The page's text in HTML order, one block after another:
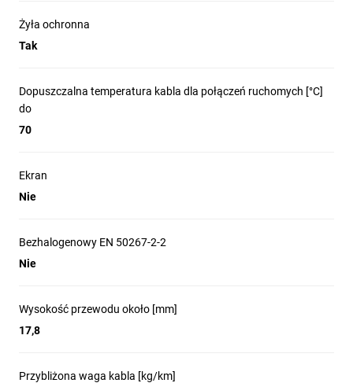
Żyła ochronna
Tak
Dopuszczalna temperatura kabla dla połączeń ruchomych [°C]
do
70
Ekran
Nie
Bezhalogenowy EN 50267-2-2
Nie
Wysokość przewodu około [mm]
17,8
Przybliżona waga kabla [kg/km]